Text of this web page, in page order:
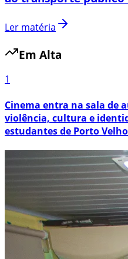
Ler matéria
Em Alta
1
Cinema entra na sala de
violência, cultura e
estudantes de Porto Velho